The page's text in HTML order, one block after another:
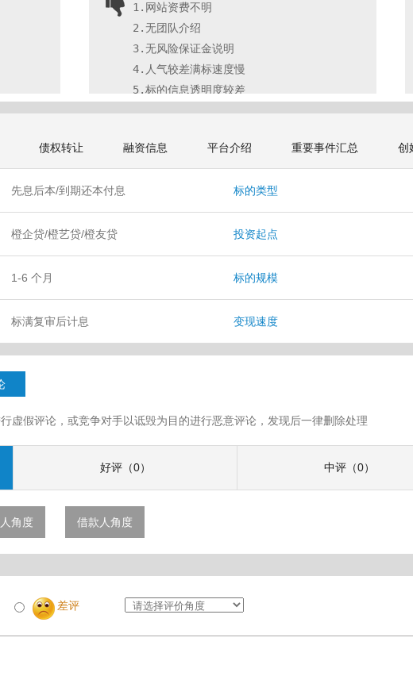
1.网站资费不明
2.无团队介绍
3.无风险保证金说明
4.人气较差满标速度慢
5.标的信息透明度较差
债权转让 融资信息 平台介绍 重要事件汇总 创
先息后本/到期还本付息 标的类型
橙企贷/橙艺贷/橙友贷 投资起点
1-6 个月 标的规模
标满复审后计息 变现速度
虚假评论，或竞争对手以诋毁为目的进行恶意评论，发现后一律删除处理
好评（0） 中评（0）
角度 借款人角度
差评